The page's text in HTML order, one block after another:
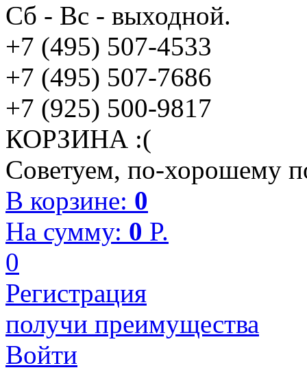
Сб - Вс - выходной.
+7 (495) 507-4533
+7 (495) 507-7686
+7 (925) 500-9817
КОРЗИНА :(
Советуем, по-хорошему
В корзине: 0
На сумму: 0 P.
0
Регистрация
получи преимущества
Войти